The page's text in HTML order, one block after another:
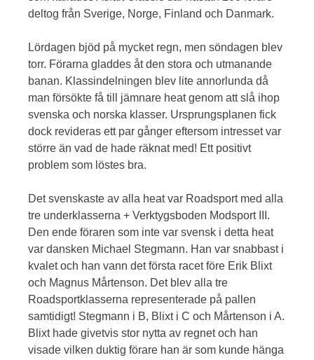
deltog från Sverige, Norge, Finland och Danmark.
Lördagen bjöd på mycket regn, men söndagen blev
torr. Förarna gladdes åt den stora och utmanande
banan. Klassindelningen blev lite annorlunda då
man försökte få till jämnare heat genom att slå ihop
svenska och norska klasser. Ursprungsplanen fick
dock revideras ett par gånger eftersom intresset var
större än vad de hade räknat med! Ett positivt
problem som löstes bra.
Det svenskaste av alla heat var Roadsport med alla
tre underklasserna + Verktygsboden Modsport III.
Den ende föraren som inte var svensk i detta heat
var dansken Michael Stegmann. Han var snabbast i
kvalet och han vann det första racet före Erik Blixt
och Magnus Mårtenson. Det blev alla tre
Roadsportklasserna representerade på pallen
samtidigt! Stegmann i B, Blixt i C och Mårtenson i A.
Blixt hade givetvis stor nytta av regnet och han
visade vilken duktig förare han är som kunde hänga